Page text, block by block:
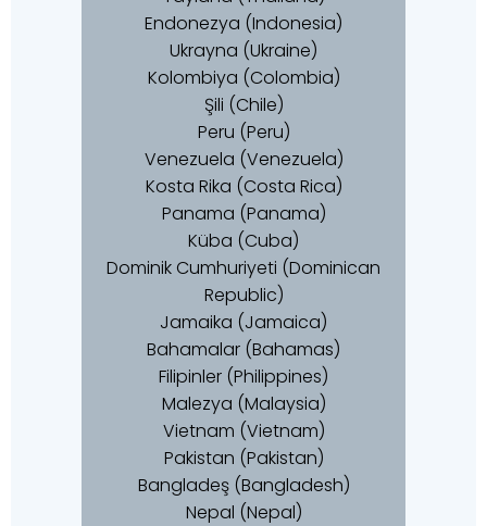
Endonezya (Indonesia)
Ukrayna (Ukraine)
Kolombiya (Colombia)
Şili (Chile)
Peru (Peru)
Venezuela (Venezuela)
Kosta Rika (Costa Rica)
Panama (Panama)
Küba (Cuba)
Dominik Cumhuriyeti (Dominican
Republic)
Jamaika (Jamaica)
Bahamalar (Bahamas)
Filipinler (Philippines)
Malezya (Malaysia)
Vietnam (Vietnam)
Pakistan (Pakistan)
Bangladeş (Bangladesh)
Nepal (Nepal)